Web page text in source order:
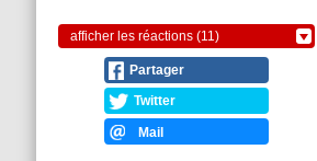
afficher les réactions (11)
Partager
Twitter
Mail